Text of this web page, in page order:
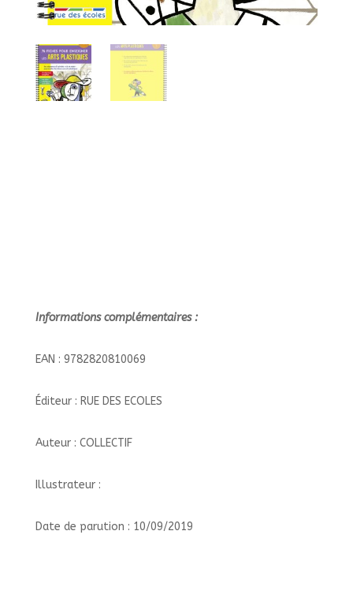
Informations complémentaires :
EAN : 9782820810069
Éditeur : RUE DES ECOLES
Auteur : COLLECTIF
Illustrateur :
Date de parution : 10/09/2019